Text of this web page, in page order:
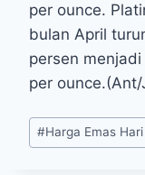
per ounce.
bulan April
persen
per ounce.(Ant/
Post
Tags:
#Harga Emas